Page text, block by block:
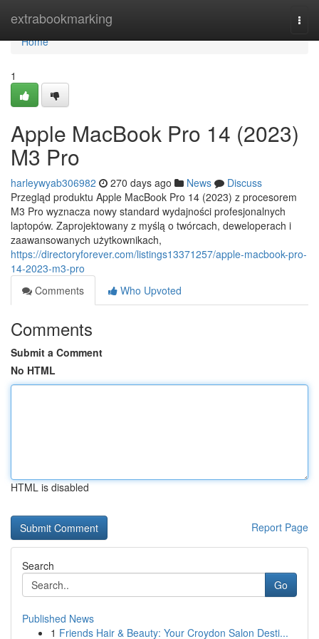
extrabookmarking
Home
Home
1
Apple MacBook Pro 14 (2023)
M3 Pro
harleywyab306982 270 days ago News
Discuss
Przegląd produktu Apple MacBook Pro 14 (2023) z procesorem
M3 Pro wyznacza nowy standard wydajności profesjonalnych
laptopów. Zaprojektowany z myślą o twórcach, deweloperach i
zaawansowanych użytkownikach,
https://directoryforever.com/listings13371257/apple-macbook-pro-
14-2023-m3-pro
Comments
Who Upvoted
Comments
Submit a Comment
No HTML
HTML is disabled
Report Page
Search
Go
Published News
1 Friends Hair & Beauty: Your Croydon Salon Desti...